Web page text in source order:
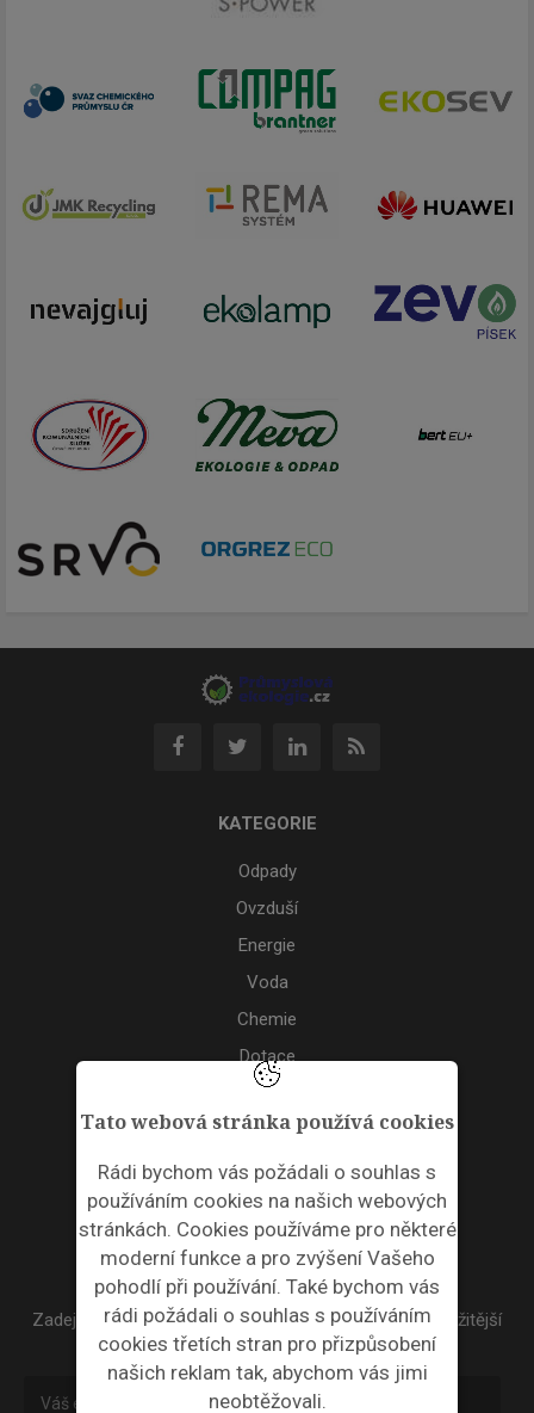
Tato webová stránka používá cookies
Rádi bychom vás požádali o souhlas s
používáním cookies na našich webových
stránkách. Cookies používáme pro některé
moderní funkce a pro zvýšení Vašeho
pohodlí při používání. Také bychom vás
rádi požádali o souhlas s používáním
cookies třetích stran pro přizpůsobení
našich reklam tak, abychom vás jimi
neobtěžovali.
KATEGORIE
Odpady
Ovzduší
Energie
Voda
Chemie
Dotace
Akce
ODPADNÍ PLASTY
NEWSLETTER
Zadejte váš email a my Vám budeme zasílat ty nejdůležitější
informace, maximálně 1x týdně.